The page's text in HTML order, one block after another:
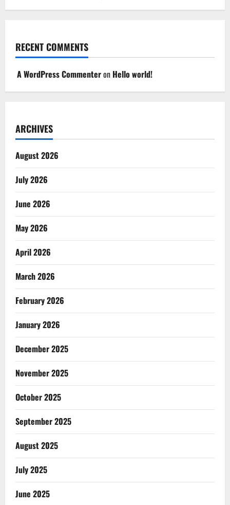
RECENT COMMENTS
A WordPress Commenteron Hello world!
ARCHIVES
August 2026
July 2026
June 2026
May 2026
April 2026
March 2026
February 2026
January 2026
December 2025
November 2025
October 2025
September 2025
August 2025
July 2025
June 2025